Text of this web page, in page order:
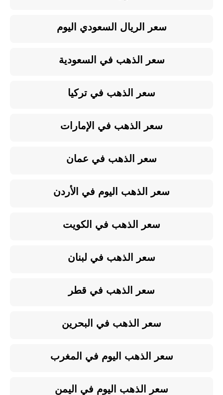
سعر الريال السعودي اليوم
سعر الذهب في السعودية
سعر الذهب في تركيا
سعر الذهب في الإمارات
سعر الذهب في عمان
سعر الذهب اليوم في الأردن
سعر الذهب في الكويت
سعر الذهب في لبنان
سعر الذهب في قطر
سعر الذهب في البحرين
سعر الذهب اليوم في المغرب
سعر الذهب اليوم في اليمن